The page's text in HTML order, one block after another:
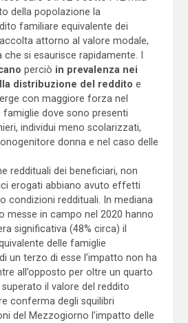
della popolazione la
familiare equivalente dei
attorno al valore modale,
si esaurisce rapidamente. I
perciò in prevalenza nei
distribuzione del reddito e
con maggiore forza nel
famiglie dove sono presenti
individui meno scolarizzati,
donna e nel caso delle
reddituali dei beneficiari, non
erogati abbiano avuto effetti
condizioni reddituali. In mediana
messe in campo nel 2020 hanno
significativa (48% circa) il
delle famiglie
un terzo di esse l’impatto non ha
all’opposto per oltre un quarto
il valore del reddito
conferma degli squilibri
del Mezzogiorno l’impatto delle